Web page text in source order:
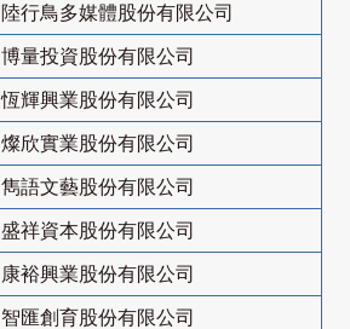
陸行鳥多媒體股份有限公司
博量投資股份有限公司
恆輝興業股份有限公司
燦欣實業股份有限公司
雋語文藝股份有限公司
盛祥資本股份有限公司
康裕興業股份有限公司
智匯創育股份有限公司